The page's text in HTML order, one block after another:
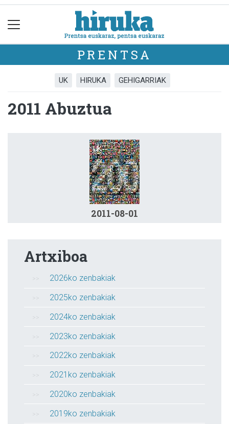
PRENTSA
UK HIRUKA GEHIGARRIAK
2011 Abuztua
2011-08-01
Artxiboa
2026ko zenbakiak
2025ko zenbakiak
2024ko zenbakiak
2023ko zenbakiak
2022ko zenbakiak
2021ko zenbakiak
2020ko zenbakiak
2019ko zenbakiak